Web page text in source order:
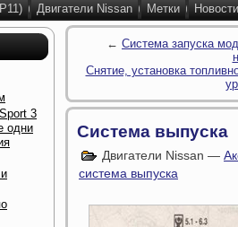
Двигатели Nissan Метки Новости
3
одни
← Система запуска
Снятие, установка
Система выпуска
Двигатели Nissan —
система выпуска